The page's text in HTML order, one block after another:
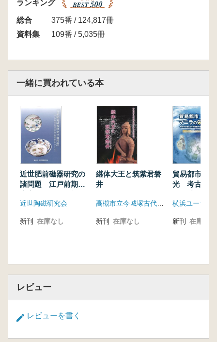
藤田 若菜 越前一乗谷、朝倉氏館の調査成果
今野 賀章 陸奥梁川、伊達氏館の調査成
池谷 初恵 伊豆韮山、堀越御所の池 15世紀
後半の事例
高橋知奈津 庭園史からみた戦国時代の居館庭
園遺構
鈴木 智大 建築史学からみた16世紀の大名居
館
中島 圭一 戦国時代の大名・国衆にとっての
室町幕府的規範
中島 圭一「庭園」があるという城館
田原城跡御用米曲輪跡の調査成果が投じた問題
ランキング
総合
375番 / 124,817冊
資料集
109番 / 5,035冊
一緒に買われている本
近世肥前磁器研究の
諸問題 江戸前期の
料を中心として
近世陶磁研究会
新刊 在庫なし
継体大王と筑紫君磐
井
高槻市立今城塚古代歴史館
新刊 在庫なし
貿易都市マ
光 考古学が
展
横浜ユーラシ
新刊 在庫なし
レビュー
レビューを書く